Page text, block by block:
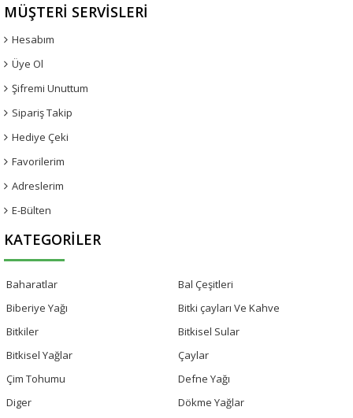
MÜŞTERI SERVISLERI
Hesabım
Üye Ol
Şifremi Unuttum
Sipariş Takip
Hediye Çeki
Favorilerim
Adreslerim
E-Bülten
KATEGORILER
Baharatlar
Bal Çeşitleri
Biberiye Yağı
Bitki çayları Ve Kahve
Bitkiler
Bitkisel Sular
Bitkisel Yağlar
Çaylar
Çim Tohumu
Defne Yağı
Diger
Dökme Yağlar